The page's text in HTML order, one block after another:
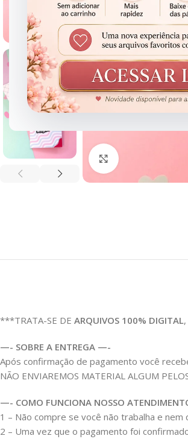
***TRATA-SE DE ARQUIVOS 100% DIGITAL
—- SOBRE A ENTREGA —-
Após confirmação de pagamento você
NÃO ENVIAREMOS MATERIAL ALGUM
—- COMO FUNCIONA NOSSO
1 – Não compre se você não trabalha e nem
2 – Uma vez que o pagamento foi